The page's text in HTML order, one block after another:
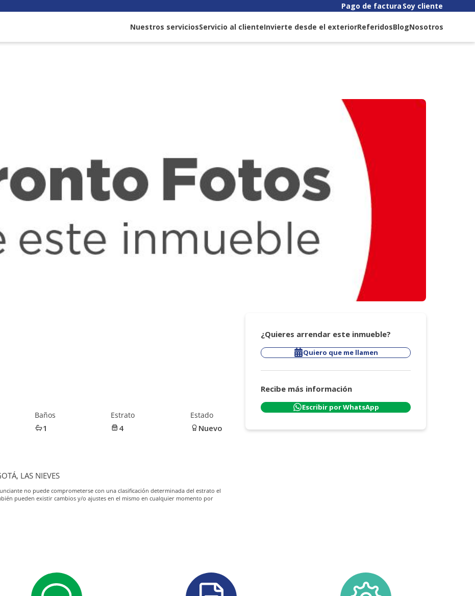
Pago de factura Soy cliente
Nuestros serviciosServicio al clienteInvierte desde el exteriorReferidosBlogNosotros
Baños
1
Estrato
4
Estado
Nuevo
LAS NIEVES
no puede comprometerse con una clasificación determinada del estrato el
pueden existir cambios y/o ajustes en el mismo en cualquier momento por
¿Quieres arrendar este inmueble?
Quiero que me llamen
Recibe más información
Escribir por WhatsApp